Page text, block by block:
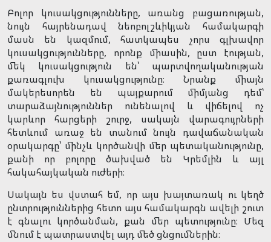
Բոլոր կուսակցությունները, առանց բացառության,
նույն հայրենադավ նեոբոլշևիկյան համակարգի
մասն են կազմում, հատկապես չորս գլխավոր
կուսակցությունները, որոնք միասին, ըստ էության,
մեկ կուսակցություն են՝ պարտվողականության
քառագլուխ կուսակցությունը։ Նրանք միայն
մակերեսորեն են պայքարում միմյանց դեմ՝
տարաձայնություններ ունենալով և վիճելով ոչ
կարևոր հարցերի շուրջ, սակայն վարագույրների
հետևում առաջ են տանում նույն դավաճանական
օրակարգը՝ մինչև կործանվի մեր պետականությունը,
քանի որ բոլորը ծախված են Կրեմլին և այլ
հակահայկական ուժերի։
Սակայն ես վստահ եմ, որ այս խայտառակ ու կեղծ
ընտրություններից հետո այս համակարգն ավելի շուտ
է գնալու կործանման, քան մեր պետությունը։ Մեզ
մնում է պատրաստվել այդ մեծ ցնցումներին։